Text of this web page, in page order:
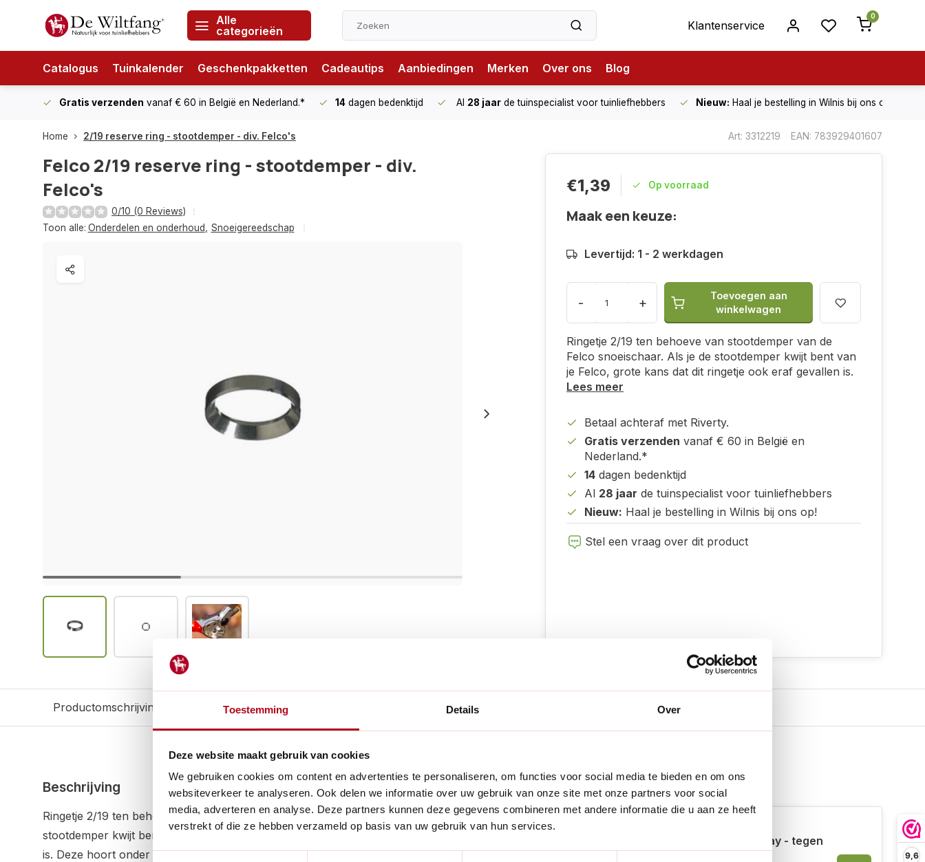
Toestemming Details Over
Deze website maakt gebruik van cookies
We gebruiken cookies om content en advertenties te personaliseren, om functies voor social media te bieden en om ons
websiteverkeer te analyseren. Ook delen we informatie over uw gebruik van onze site met onze partners voor social
media, adverteren en analyse. Deze partners kunnen deze gegevens combineren met andere informatie die u aan ze heeft
verstrekt of die ze hebben verzameld op basis van uw gebruik van hun services.
9,6
Alle
categorieën
Klantenservice
0
Catalogus Tuinkalender Geschenkpakketten Cadeautips Aanbiedingen Merken Over ons Blog
Gratis verzenden vanaf € 60 in België en Nederland.* 14 dagen bedenktijd Al 28 jaar de tuinspecialist voor tuinliefhebbers Nieuw: Haal je bestelling in Wilnis bij ons op!
Home 2/19 reserve ring - stootdemper - div. Felco's Art: 3312219 EAN: 783929401607
Felco 2/19 reserve ring - stootdemper - div.
Felco's
0/10 (0 Reviews)
Toon alle: Onderdelen en onderhoud , Snoeigereedschap
€1,39 Op voorraad
Maak een keuze:
Levertijd: 1 - 2 werkdagen
- +
Toevoegen aan
winkelwagen
Ringetje 2/19 ten behoeve van stootdemper van de
Felco snoeischaar. Als je de stootdemper kwijt bent van
je Felco, grote kans dat dit ringetje ook eraf gevallen is.
Lees meer
Betaal achteraf met Riverty.
Gratis verzenden vanaf € 60 in België en
Nederland.*
14 dagen bedenktijd
Al 28 jaar de tuinspecialist voor tuinliefhebbers
Nieuw: Haal je bestelling in Wilnis bij ons op!
Stel een vraag over dit product
Productomschrijving Reviews Gerelateerde producten
Beschrijving
Ringetje 2/19 ten behoeve van stootdemper van de Felco snoeischaar. Als je de
stootdemper kwijt bent van je Felco, grote kans dat dit ringetje ook eraf gevallen
is. Deze hoort onder de stootdemper te zitten.
Handig voor erbij
Felco 980 Onderhoudsspray - tegen